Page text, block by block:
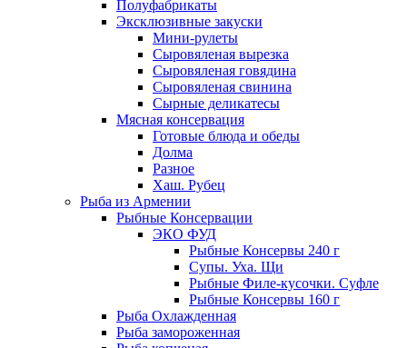
Полуфабрикаты
Эксклюзивные закуски
Мини-рулеты
Сыровяленая вырезка
Сыровяленая говядина
Сыровяленая свинина
Сырные деликатесы
Мясная консервация
Готовые блюда и обеды
Долма
Разное
Хаш. Рубец
Рыба из Армении
Рыбные Консервации
ЭКО ФУД
Рыбные Консервы 240 г
Супы. Уха. Щи
Рыбные Филе-кусочки. Суфле
Рыбные Консервы 160 г
Рыба Охлажденная
Рыба замороженная